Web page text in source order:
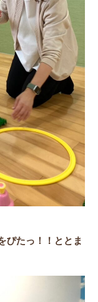
ぴたっ！！ととま